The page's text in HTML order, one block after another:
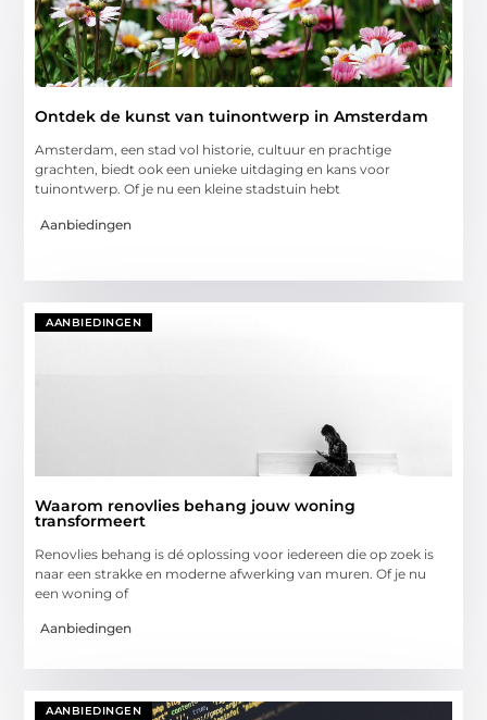
Ontdek de kunst van tuinontwerp in Amsterdam
Amsterdam, een stad vol historie, cultuur en prachtige
grachten, biedt ook een unieke uitdaging en kans voor
tuinontwerp. Of je nu een kleine stadstuin hebt
Aanbiedingen
AANBIEDINGEN
Waarom renovlies behang jouw woning
transformeert
Renovlies behang is dé oplossing voor iedereen die op zoek is
naar een strakke en moderne afwerking van muren. Of je nu
een woning of
Aanbiedingen
AANBIEDINGEN